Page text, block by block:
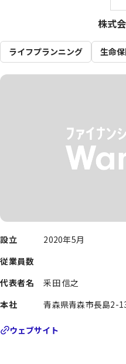
株式
ライフプランニング 生命
設立
2020年5月
従業員数
代表者名
釆田 信之
本社
青森県青森市長島2-
ウェブサイト